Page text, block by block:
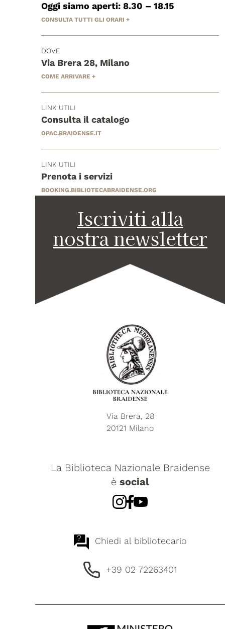
Oggi siamo aperti: 8.30 – 18.15
CONSULTA TUTTI GLI ORARI +
DOVE
Via Brera 28, Milano
COME ARRIVARE +
LINK UTILI
Consulta il catalogo
OPAC.BRAIDENSE.IT
LINK UTILI
Prenota i servizi
BOOKING.BIBLIOTECABRAIDENSE.ORG
Iscriviti alla
nostra newsletter
Via Brera, 28
20121 Milano
La Biblioteca Nazionale Braidense
è social
? Chiedi al bibliotecario
+39 02 72263401